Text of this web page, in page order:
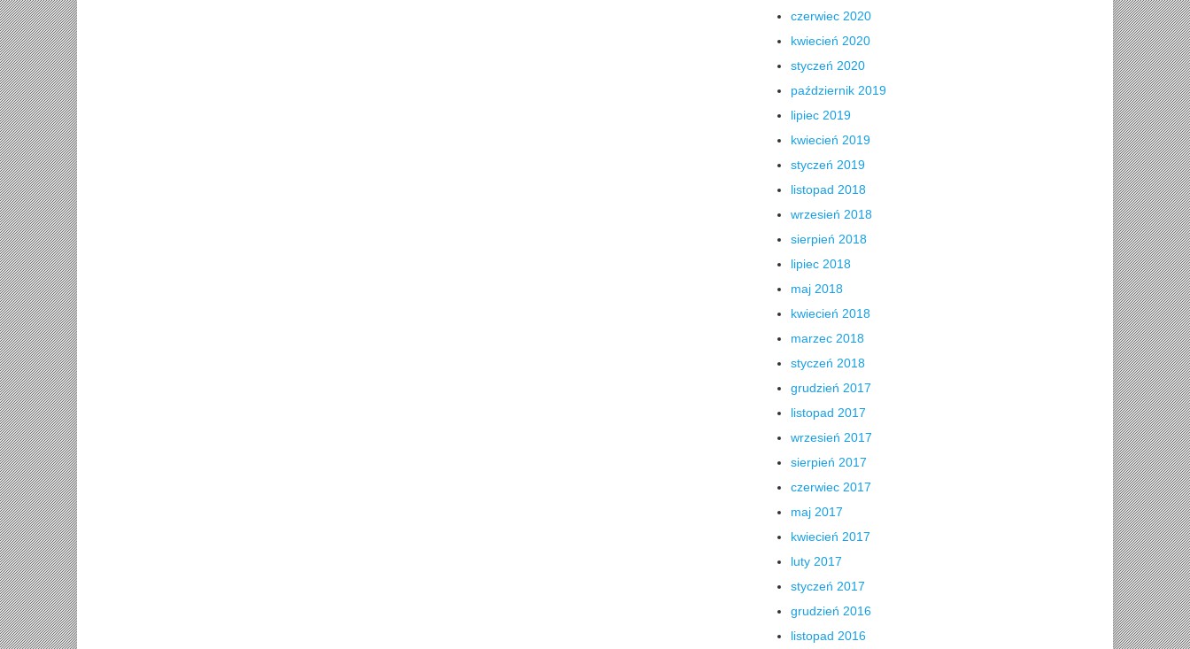
czerwiec 2020
kwiecień 2020
styczeń 2020
październik 2019
lipiec 2019
kwiecień 2019
styczeń 2019
listopad 2018
wrzesień 2018
sierpień 2018
lipiec 2018
maj 2018
kwiecień 2018
marzec 2018
styczeń 2018
grudzień 2017
listopad 2017
wrzesień 2017
sierpień 2017
czerwiec 2017
maj 2017
kwiecień 2017
luty 2017
styczeń 2017
grudzień 2016
listopad 2016